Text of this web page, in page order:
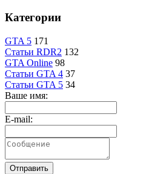
Категории
GTA 5 171
Статьи RDR2 132
GTA Online 98
Статьи GTA 4 37
Статьи GTA 5 34
Ваше имя:
E-mail:
Отправить